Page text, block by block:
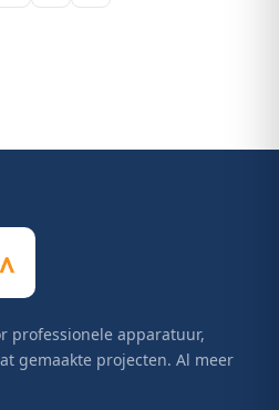
professionele apparatuur,
gemaakte projecten. Al meer